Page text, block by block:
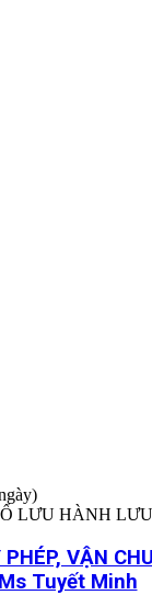
LƯU HÀNH
VẬN
Tuyết Minh